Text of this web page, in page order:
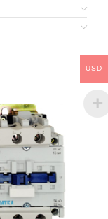
USD